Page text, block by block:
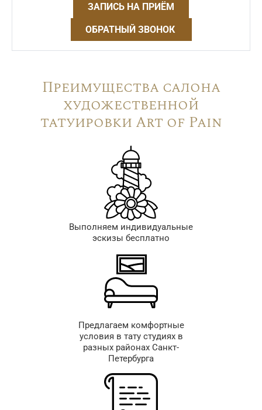
ЗАПИСЬ НА ПРИЁМ
ОБРАТНЫЙ ЗВОНОК
Преимущества салона
художественной
татуировки Art of Pain
Выполняем индивидуальные
эскизы бесплатно
Предлагаем комфортные
условия в тату студиях в
разных районах Санкт-
Петербурга